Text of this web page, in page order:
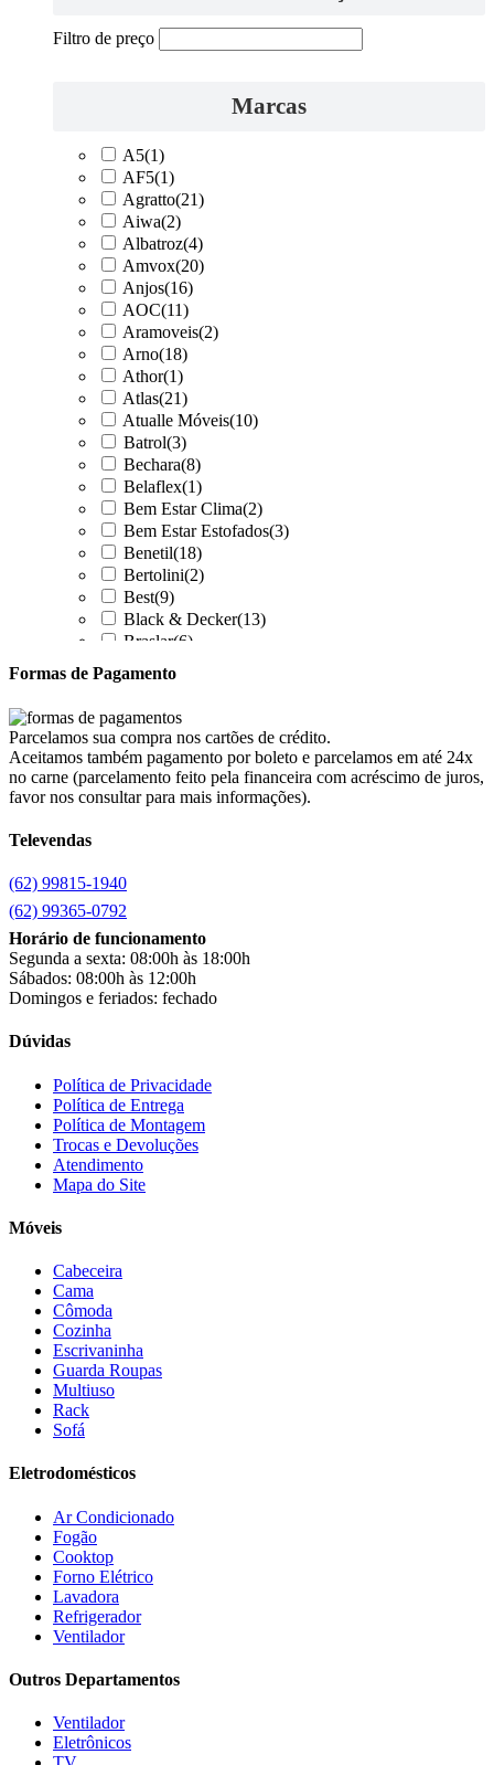
Filtro de preço
Marcas
A5(1)
AF5(1)
Agratto(21)
Aiwa(2)
Albatroz(4)
Amvox(20)
Anjos(16)
AOC(11)
Aramoveis(2)
Arno(18)
Athor(1)
Atlas(21)
Atualle Móveis(10)
Batrol(3)
Bechara(8)
Belaflex(1)
Bem Estar Clima(2)
Bem Estar Estofados(3)
Benetil(18)
Bertolini(2)
Best(9)
Black & Decker(13)
Braslar(6)
Britânia
Cairu(7)
Canaã Moveis (0)
Canaã Móveis(2)
Carioca Móveis(8)
Clarice
clock
Colibri
Colli(53)
Colormaq(43)
Companhia do Estofado
Cotherm(2)
D' Doro Móveis
Dako(23)
Demóbile(13)
Dômina
Doripel
Estofados solar
Fischer
Giga
Gree(3)
Henn
Hisense
Hot Sat
HP
JB BECHARA
Kaiki Móveis
KAMABEL
Formas de Pagamento
Parcelamos sua compra nos cartões de crédito.
Aceitamos também pagamento por boleto e parcelamos em até 24x
no carne (parcelamento feito pela financeira com acréscimo de juros,
favor nos consultar para mais informações).
Televendas
(62) 99815-1940
(62) 99365-0792
Horário de funcionamento
Segunda a sexta: 08:00h às 18:00h
Sábados: 08:00h às 12:00h
Domingos e feriados: fechado
Dúvidas
Política de Privacidade
Política de Entrega
Política de Montagem
Trocas e Devoluções
Atendimento
Mapa do Site
Móveis
Cabeceira
Cama
Cômoda
Cozinha
Escrivaninha
Guarda Roupas
Multiuso
Rack
Sofá
Eletrodomésticos
Ar Condicionado
Fogão
Cooktop
Forno Elétrico
Lavadora
Refrigerador
Ventilador
Outros Departamentos
Ventilador
Eletrônicos